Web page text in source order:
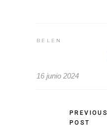
BELEN
16 junio 2024
PREVIOUS
POST